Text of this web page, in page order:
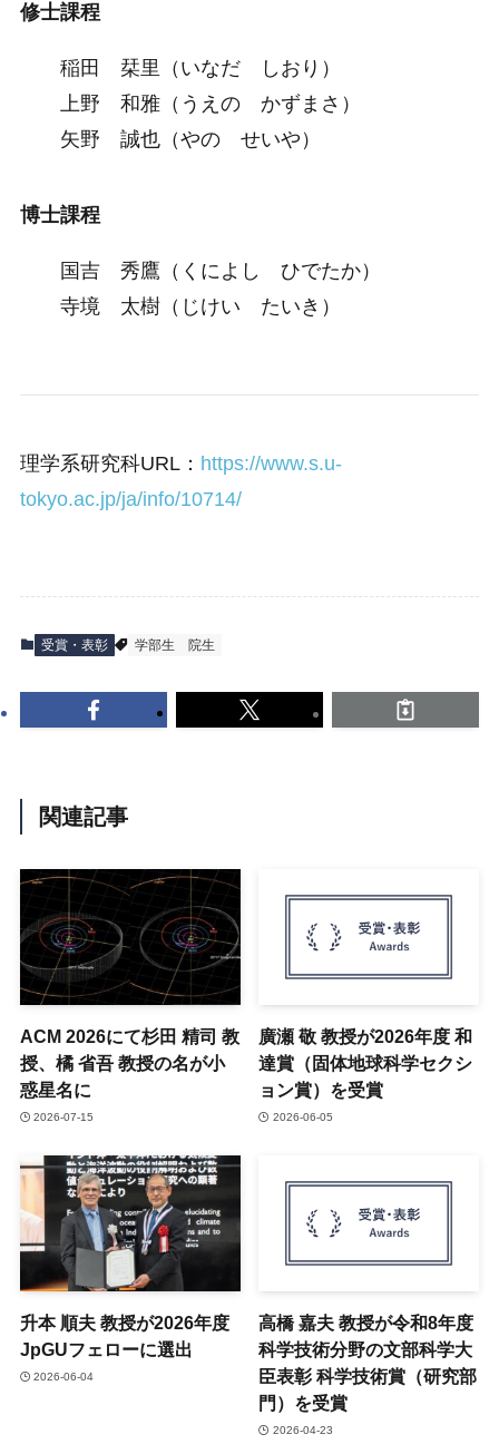
修士課程
稲田 栞里（いなだ しおり）
上野 和雅（うえの かずまさ）
矢野 誠也（やの せいや）
博士課程
国吉 秀鷹（くによし ひでたか）
寺境 太樹（じけい たいき）
理学系研究科URL： https://www.s.u-
tokyo.ac.jp/ja/info/10714/
受賞・表彰 学部生 院生
関連記事
ACM 2026にて杉田 精司 教
授、橘 省吾 教授の名が小
惑星名に
2026-07-15
廣瀬 敬 教授が2026年度 和
達賞（固体地球科学セクシ
ョン賞）を受賞
2026-06-05
升本 順夫 教授が2026年度
JpGUフェローに選出
2026-06-04
高橋 嘉夫 教授が令和8年度
科学技術分野の文部科学大
臣表彰 科学技術賞（研究部
門）を受賞
2026-04-23